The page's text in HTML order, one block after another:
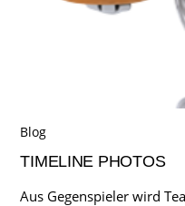
Blog
TIMELINE PHOTOS
Aus Gegenspieler wird